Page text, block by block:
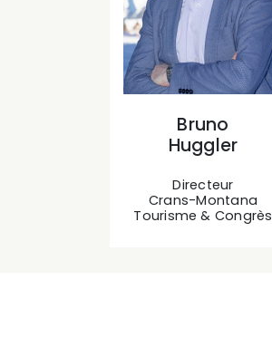
Bruno
Huggler
Directeur
Crans-Montana
Tourisme & Congrès